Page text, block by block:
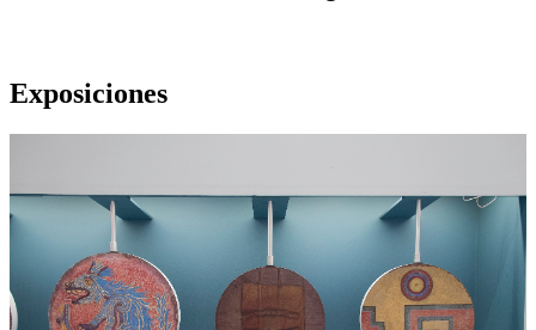
Exposiciones